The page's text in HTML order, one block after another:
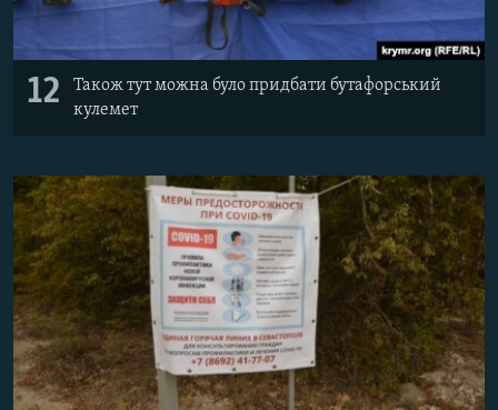
12
Також тут можна було придбати бутафорський
кулемет